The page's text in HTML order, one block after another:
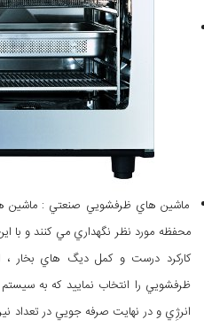
ماشين هاي ظرفشويي صنعتي : ماشين
محفظه مورد نظر نگهداري مي كنند و با
كاركرد درست و كمل ديگ هاي بخار
ظرفشويي را انتخاب نماييد كه به
انرژِي و در نهايت صرفه جويي در تعداد